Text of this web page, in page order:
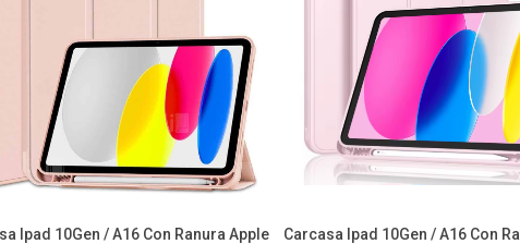
Ipad 10Gen / A16 Con Ranura Apple
Carcasa Ipad 10Gen / A16 Con